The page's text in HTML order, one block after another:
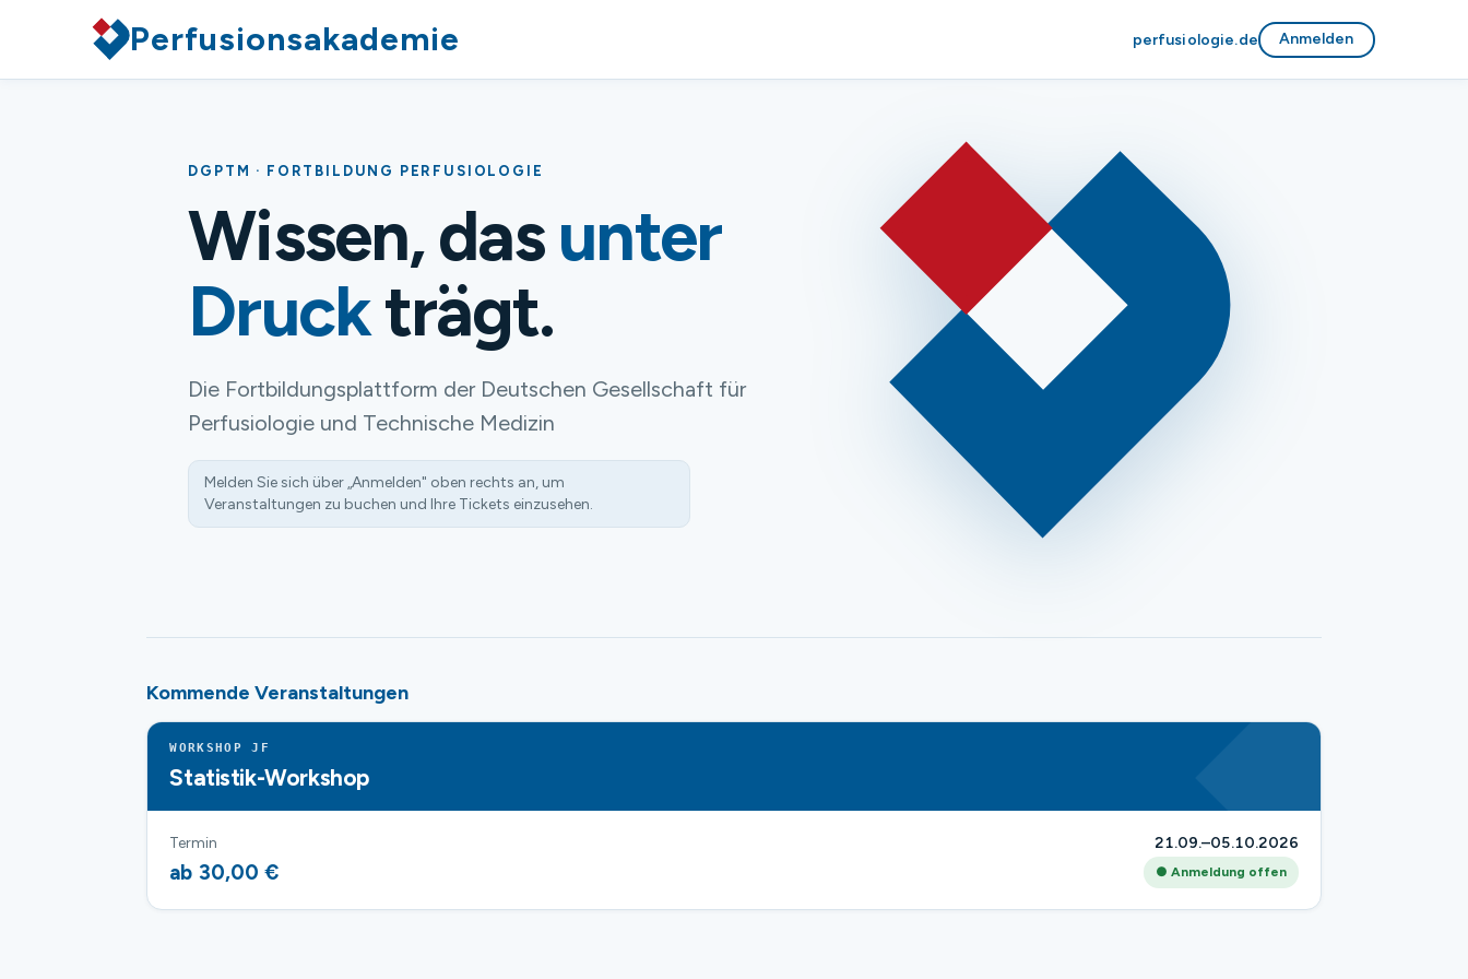
Perfusionsakademie perfusiologie.de Anmelden
DGPTM · FORTBILDUNG PERFUSIOLOGIE
Wissen, dasunter
Druckträgt.
Die Fortbildungsplattform der Deutschen Gesellschaft für
Perfusiologie und Technische Medizin
Melden Sie sich über „Anmelden" oben rechts an, um
Veranstaltungen zu buchen und Ihre Tickets einzusehen.
Kommende Veranstaltungen
WORKSHOP JF
Statistik-Workshop
Termin 21.09.–05.10.2026
ab 30,00 € ● Anmeldung offen